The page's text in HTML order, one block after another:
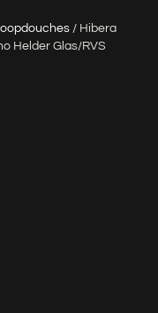
/ Hibera
Helder Glas/RVS